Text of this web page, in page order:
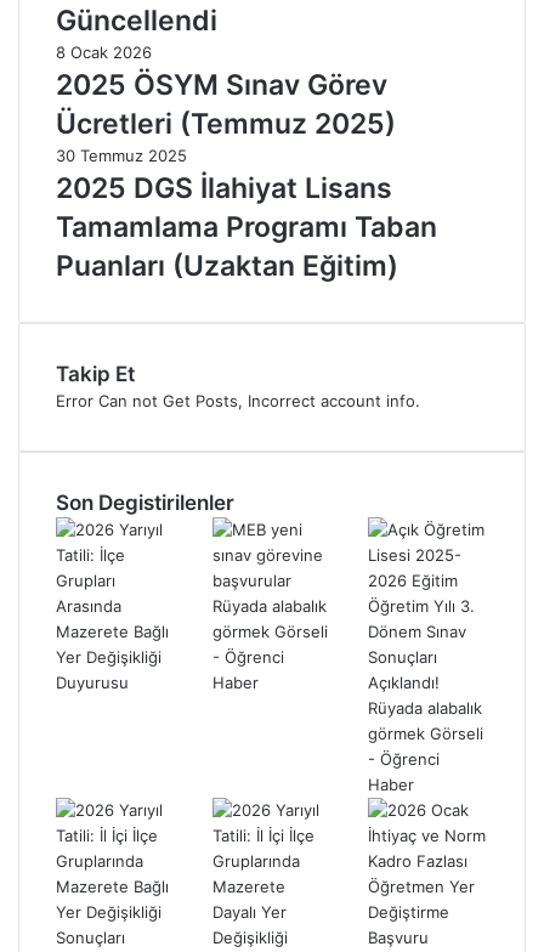
Güncellendi
8 Ocak 2026
2025 ÖSYM Sınav Görev
Ücretleri (Temmuz 2025)
30 Temmuz 2025
2025 DGS İlahiyat Lisans
Tamamlama Programı Taban
Puanları (Uzaktan Eğitim)
Takip Et
Error Can not Get Posts, Incorrect account info.
Son Degistirilenler